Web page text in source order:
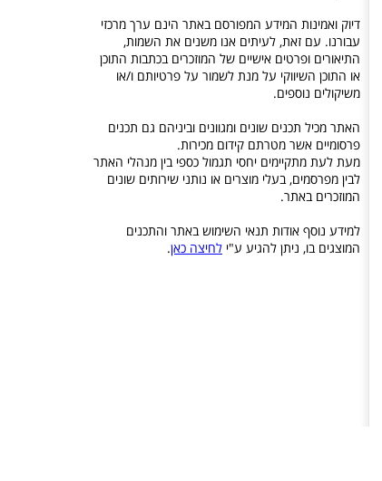
דיוק ואמינות המידע המפורסם באתר הינם ערך מרכזי
עבורנו. עם זאת, לעיתים אנו משנים את השמות,
התיאורים ופרטים אישיים של המוזכרים בכתבות התוכן
או התוכן השיווקי על מנת לשמור על פרטיותם ו/או
משיקולים נוספים.
האתר מכיל תכנים שונים ומגוונים וביניהם גם תכנים
פרסומיים אשר מטרתם קידום מכירות.
מעת לעת מתקיימים יחסי תגמול כספי בין מנהלי האתר
לבין מפרסמים, בעלי מוצרים או נותני שירותים שונים
המוזכרים באתר.
למידע נוסף אודות תנאי השימוש באתר והתכנים
המוצגים בו, ניתן להגיע ע"י לחיצה כאן.